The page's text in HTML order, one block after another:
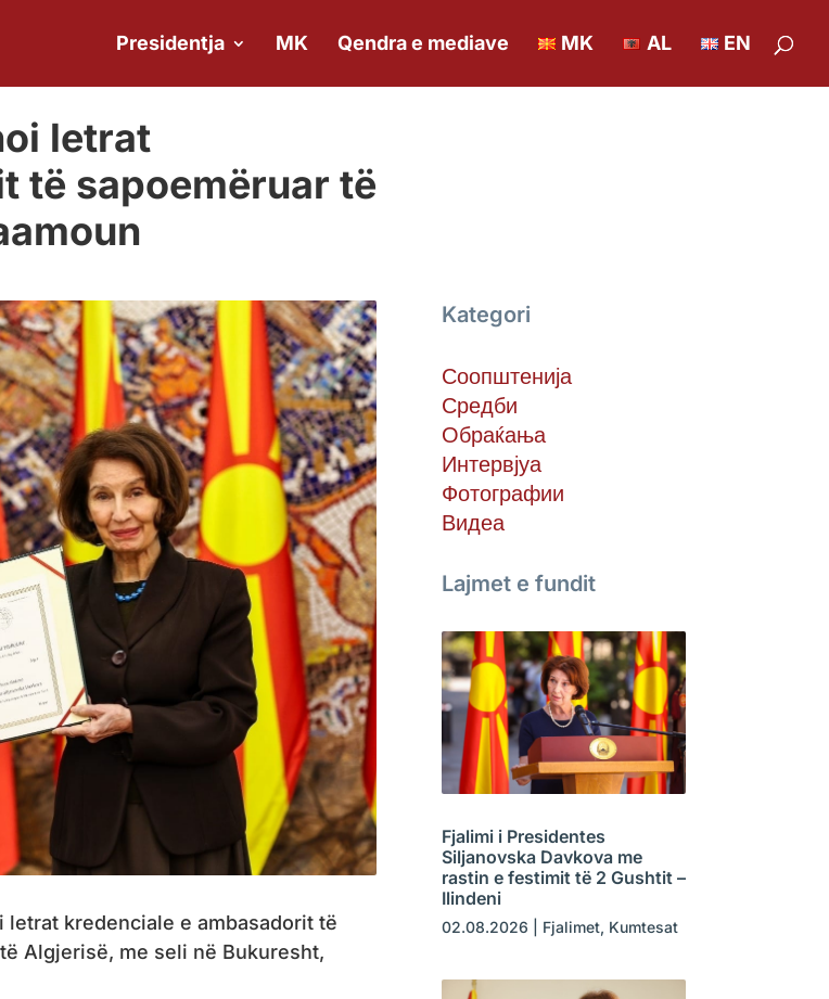
Presidentja MK Qendra e mediave MK AL EN
letrat
të sapoemëruar të
letrat kredenciale e ambasadorit të
Algjerisë, me seli në Bukuresht,
Kategori
Соопштенија
Средби
Обраќања
Интервјуа
Фотографии
Видеа
Lajmet e fundit
Fjalimi i Presidentes
Siljanovska Davkova me
rastin e festimit të 2 Gushtit –
Ilindeni
02.08.2026 Fjalimet, Kumtesat